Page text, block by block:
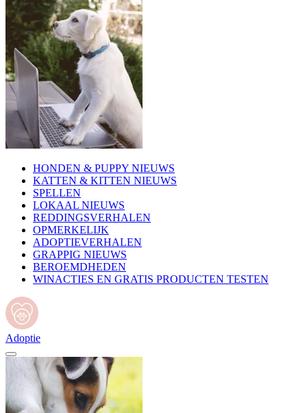
HONDEN & PUPPY NIEUWS
KATTEN & KITTEN NIEUWS
SPELLEN
LOKAAL NIEUWS
REDDINGSVERHALEN
OPMERKELIJK
ADOPTIEVERHALEN
GRAPPIG NIEUWS
BEROEMDHEDEN
WINACTIES EN GRATIS PRODUCTEN TESTEN
Adoptie